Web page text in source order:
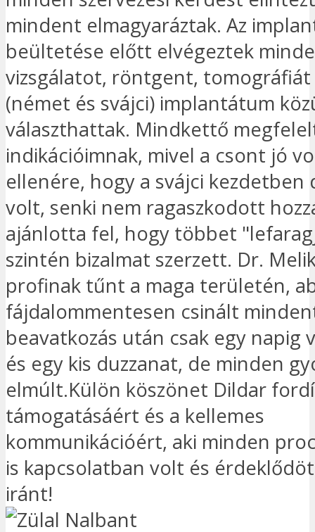
mindent elmagyaráztak. Az
beültetése előtt elvégeztek
vizsgálatot, röntgent, tomográfiát
(német és svájci) implantátum
választhattak. Mindkettő
indikációimnak, mivel a csont jó
ellenére, hogy a svájci kezdetben
volt, senki nem ragaszkodott
ajánlotta fel, hogy többet
szintén bizalmat szerzett. Dr.
profinak tűnt a maga területén,
fájdalommentesen csinált
beavatkozás után csak egy napig
és egy kis duzzanat, de minden
elmúlt.Külön köszönet Dildar
támogatásáért és a kellemes
kommunikációért, aki minden
is kapcsolatban volt és
iránt!